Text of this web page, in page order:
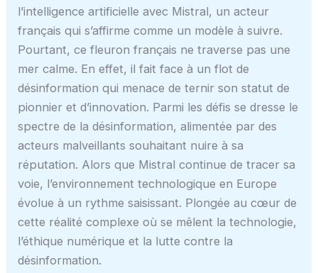
l’intelligence artificielle avec Mistral, un acteur
français qui s’affirme comme un modèle à suivre.
Pourtant, ce fleuron français ne traverse pas une
mer calme. En effet, il fait face à un flot de
désinformation qui menace de ternir son statut de
pionnier et d’innovation. Parmi les défis se dresse le
spectre de la désinformation, alimentée par des
acteurs malveillants souhaitant nuire à sa
réputation. Alors que Mistral continue de tracer sa
voie, l’environnement technologique en Europe
évolue à un rythme saisissant. Plongée au cœur de
cette réalité complexe où se mêlent la technologie,
l’éthique numérique et la lutte contre la
désinformation.